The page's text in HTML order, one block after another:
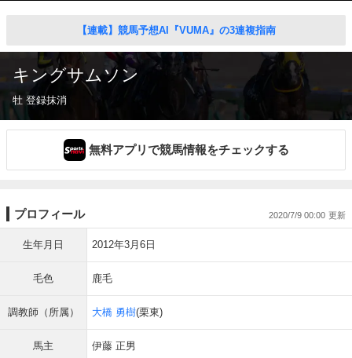
【連載】競馬予想AI『VUMA』の3連複指南
キングサムソン
牡 登録抹消
無料アプリで競馬情報をチェックする
プロフィール 2020/7/9 00:00
生年月日 2012年3月6日
毛色 鹿毛
調教師（所属） 大橋 勇樹(栗東)
馬主 伊藤 正男